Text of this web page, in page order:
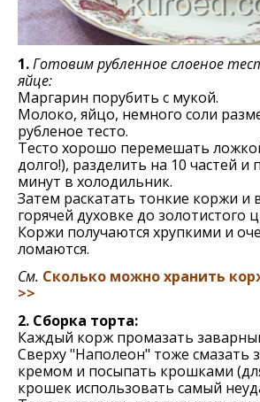
1.Готовим рубленное слоеное
яйце:
Маргарин порубить с мукой.
Молоко, яйцо, немного соли
рубленое тесто.
Тесто хорошо перемешать
долго!), разделить на 10 частей и
минут в холодильник.
Затем раскатать тонкие коржи и
горячей духовке до золотистого
Коржи получаются хрупкими и
ломаются.
См. Сколько можно хранить
>>
2. Сборка торта:
Каждый корж промазать
Сверху "Наполеон" тоже смазать
кремом и посыпать крошками
крошек использовать самый